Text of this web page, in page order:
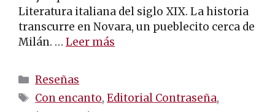
Literatura italiana del siglo XIX. La historia
transcurre en Novara, un pueblecito cerca de
Milán. … Leer más
Categorías
Reseñas
Etiquetas
Con encanto,Editorial Contraseña,